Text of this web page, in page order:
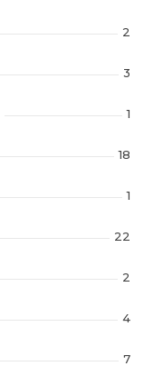
2
3
1
18
1
22
2
4
7